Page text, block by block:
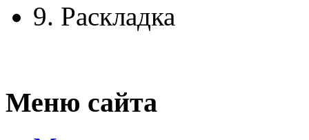
9. Раскладка
Меню сайта